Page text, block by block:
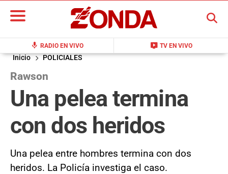
mic RADIO EN VIVO live_tv TV EN VIVO
BUSCAR
Inicio POLICIALES
Rawson
Una pelea termina
con dos heridos
Una pelea entre hombres termina con dos
heridos. La Policía investiga el caso.